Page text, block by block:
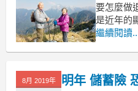
要怎麼做
是近年的
人意識到
路上文章
可行呢？
繼續閱讀
8月 2019年 明年 儲蓄險